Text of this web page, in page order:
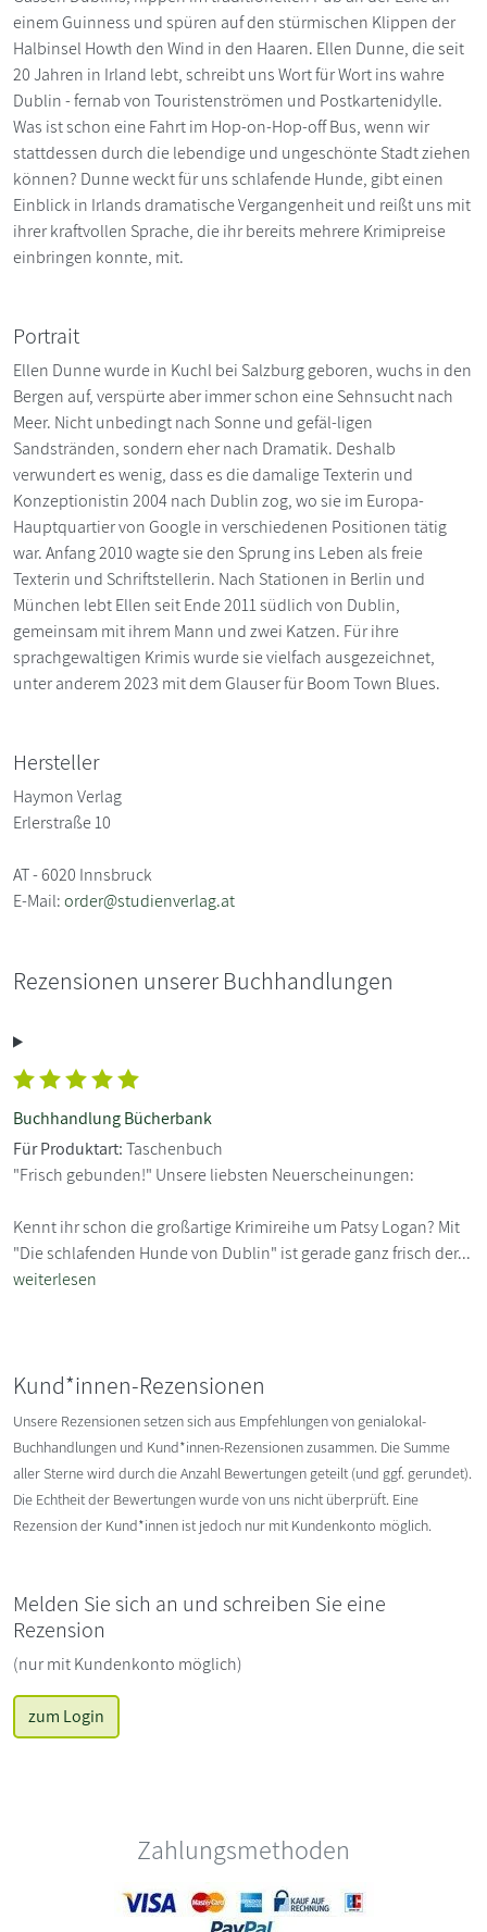
einem Guinness und spüren auf den stürmischen Klippen der
Halbinsel Howth den Wind in den Haaren. Ellen Dunne, die seit
20 Jahren in Irland lebt, schreibt uns Wort für Wort ins wahre
Dublin - fernab von Touristenströmen und Postkartenidylle.
Was ist schon eine Fahrt im Hop-on-Hop-off Bus, wenn wir
stattdessen durch die lebendige und ungeschönte Stadt ziehen
können? Dunne weckt für uns schlafende Hunde, gibt einen
Einblick in Irlands dramatische Vergangenheit und reißt uns mit
ihrer kraftvollen Sprache, die ihr bereits mehrere Krimipreise
einbringen konnte, mit.
Portrait
Ellen Dunne wurde in Kuchl bei Salzburg geboren, wuchs in den
Bergen auf, verspürte aber immer schon eine Sehnsucht nach
Meer. Nicht unbedingt nach Sonne und gefäl-ligen
Sandstränden, sondern eher nach Dramatik. Deshalb
verwundert es wenig, dass es die damalige Texterin und
Konzeptionistin 2004 nach Dublin zog, wo sie im Europa-
Hauptquartier von Google in verschiedenen Positionen tätig
war. Anfang 2010 wagte sie den Sprung ins Leben als freie
Texterin und Schriftstellerin. Nach Stationen in Berlin und
München lebt Ellen seit Ende 2011 südlich von Dublin,
gemeinsam mit ihrem Mann und zwei Katzen. Für ihre
sprachgewaltigen Krimis wurde sie vielfach ausgezeichnet,
unter anderem 2023 mit dem Glauser für Boom Town Blues.
Hersteller
Haymon Verlag
Erlerstraße 10
AT - 6020 Innsbruck
E-Mail:order@studienverlag.at
Rezensionen unserer Buchhandlungen
Buchhandlung Bücherbank
Für Produktart:Taschenbuch
"Frisch gebunden!" Unsere liebsten Neuerscheinungen:
Kennt ihr schon die großartige Krimireihe um Patsy Logan? Mit
"Die schlafenden Hunde von Dublin" ist gerade ganz frisch der...
weiterlesen
Kund*innen-Rezensionen
Unsere Rezensionen setzen sich aus Empfehlungen von genialokal-
Buchhandlungen und Kund*innen-Rezensionen zusammen. Die Summe
aller Sterne wird durch die Anzahl Bewertungen geteilt (und ggf. gerundet).
Die Echtheit der Bewertungen wurde von uns nicht überprüft. Eine
Rezension der Kund*innen ist jedoch nur mit Kundenkonto möglich.
Melden Sie sich an und schreiben Sie eine
Rezension
(nur mit Kundenkonto möglich)
zum Login
Zahlungsmethoden